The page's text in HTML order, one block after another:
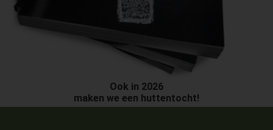
Ook in 2026
maken we een huttentocht!